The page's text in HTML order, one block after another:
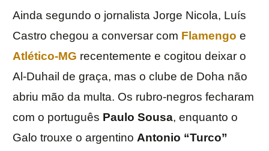
Ainda segundo o jornalista Jorge Nicola, Luís
Castro chegou a conversar com Flamengo e
Atlético-MG recentemente e cogitou deixar o
Al-Duhail de graça, mas o clube de Doha não
abriu mão da multa. Os rubro-negros fecharam
com o português Paulo Sousa, enquanto o
Galo trouxe o argentino Antonio “Turco”